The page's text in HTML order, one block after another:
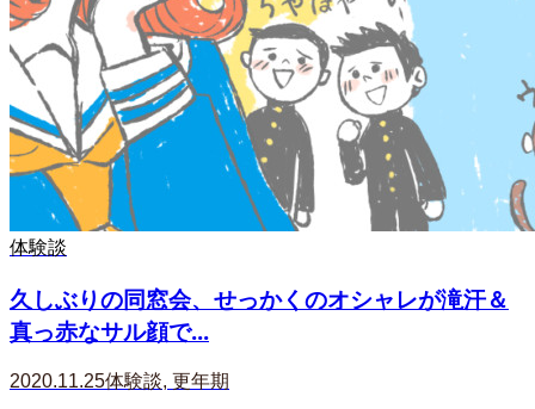
体験談
久しぶりの同窓会、せっかくのオシャレが滝汗＆
真っ赤なサル顔で...
2020.11.25体験談, 更年期